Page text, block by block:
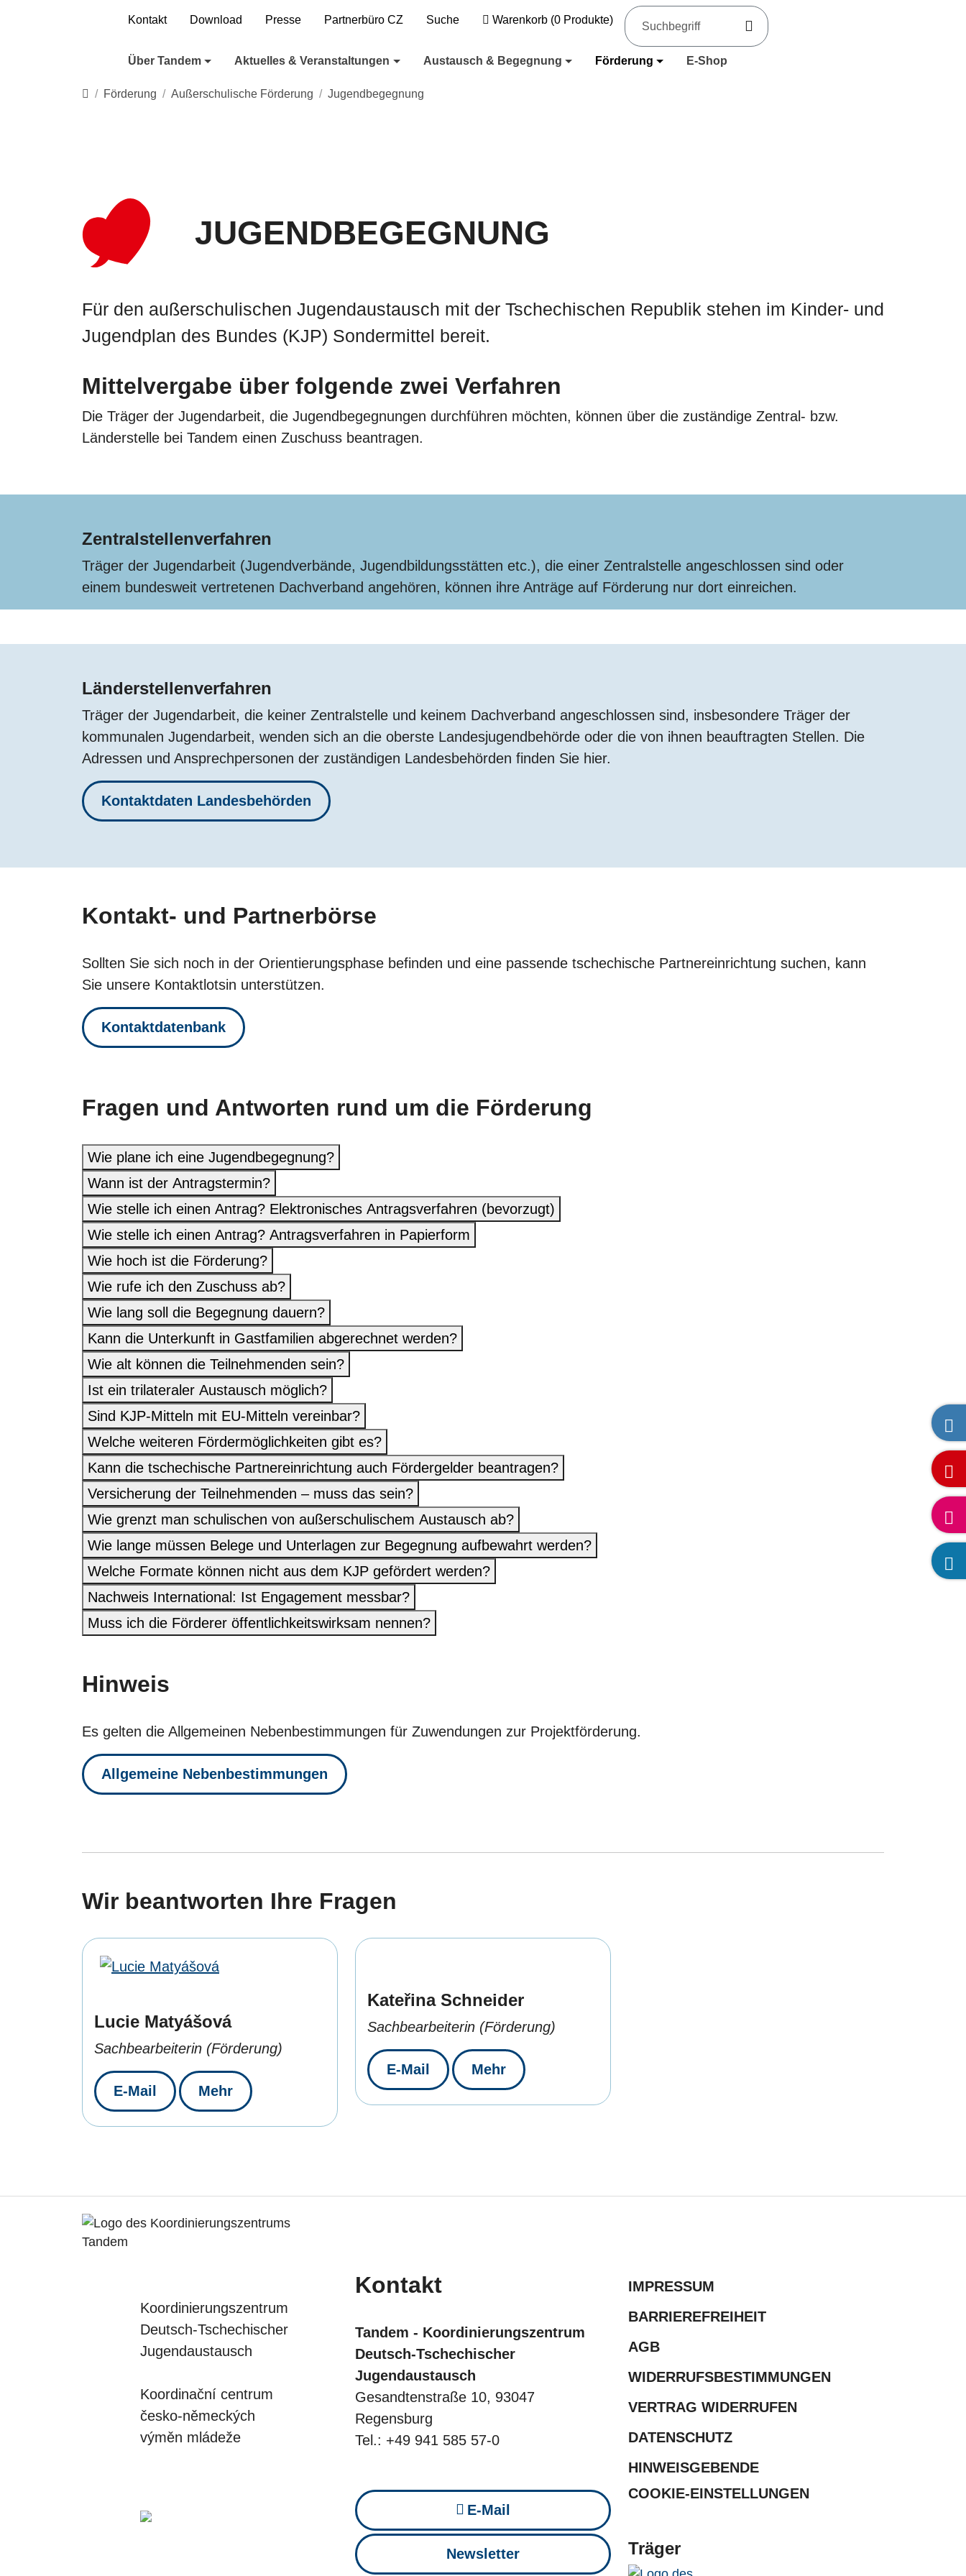
Kontakt Download Presse Partnerbüro CZ Suche Warenkorb (0 Produkte)
Über Tandem Aktuelles & Veranstaltungen Austausch & Begegnung Förderung E-Shop
Startseite
Förderung Außerschulische Förderung Jugendbegegnung
JUGENDBEGEGNUNG
Für den außerschulischen Jugendaustausch mit der Tschechischen Republik stehen im Kinder- und
Jugendplan des Bundes (KJP) Sondermittel bereit.
Mittelvergabe über folgende zwei Verfahren
Die Träger der Jugendarbeit, die Jugendbegegnungen durchführen möchten, können über die zuständige Zentral- bzw.
Länderstelle bei Tandem einen Zuschuss beantragen.
Zentralstellenverfahren
Träger der Jugendarbeit (Jugendverbände, Jugendbildungsstätten etc.), die einer Zentralstelle angeschlossen sind oder
einem bundesweit vertretenen Dachverband angehören, können ihre Anträge auf Förderung nur dort einreichen.
Länderstellenverfahren
Träger der Jugendarbeit, die keiner Zentralstelle und keinem Dachverband angeschlossen sind, insbesondere Träger der
kommunalen Jugendarbeit, wenden sich an die oberste Landesjugendbehörde oder die von ihnen beauftragten Stellen. Die
Adressen und Ansprechpersonen der zuständigen Landesbehörden finden Sie hier.
Kontaktdaten Landesbehörden
Kontakt- und Partnerbörse
Sollten Sie sich noch in der Orientierungsphase befinden und eine passende tschechische Partnereinrichtung suchen, kann
Sie unsere Kontaktlotsin unterstützen.
Kontaktdatenbank
Fragen und Antworten rund um die Förderung
Wie plane ich eine Jugendbegegnung?
Wann ist der Antragstermin?
Wie stelle ich einen Antrag? Elektronisches Antragsverfahren (bevorzugt)
Wie stelle ich einen Antrag? Antragsverfahren in Papierform
Wie hoch ist die Förderung?
Wie rufe ich den Zuschuss ab?
Wie lang soll die Begegnung dauern?
Kann die Unterkunft in Gastfamilien abgerechnet werden?
Wie alt können die Teilnehmenden sein?
Ist ein trilateraler Austausch möglich?
Sind KJP-Mitteln mit EU-Mitteln vereinbar?
Welche weiteren Fördermöglichkeiten gibt es?
Kann die tschechische Partnereinrichtung auch Fördergelder beantragen?
Versicherung der Teilnehmenden – muss das sein?
Wie grenzt man schulischen von außerschulischem Austausch ab?
Wie lange müssen Belege und Unterlagen zur Begegnung aufbewahrt werden?
Welche Formate können nicht aus dem KJP gefördert werden?
Nachweis International: Ist Engagement messbar?
Muss ich die Förderer öffentlichkeitswirksam nennen?
Hinweis
Es gelten die Allgemeinen Nebenbestimmungen für Zuwendungen zur Projektförderung.
Allgemeine Nebenbestimmungen
Wir beantworten Ihre Fragen
Lucie Matyášová
Sachbearbeiterin (Förderung)
E-Mail Mehr
Kateřina Schneider
Sachbearbeiterin (Förderung)
E-Mail Mehr
Koordinierungszentrum
Deutsch-Tschechischer
Jugendaustausch
Koordinační centrum
česko-německých
výměn mládeže
Kontakt
Tandem - Koordinierungszentrum
Deutsch-Tschechischer
Jugendaustausch
Gesandtenstraße 10, 93047
Regensburg
Tel.: +49 941 585 57-0
E-Mail
Newsletter
IMPRESSUM
BARRIEREFREIHEIT
AGB
WIDERRUFSBESTIMMUNGEN
VERTRAG WIDERRUFEN
DATENSCHUTZ
HINWEISGEBENDE
COOKIE-EINSTELLUNGEN
Träger